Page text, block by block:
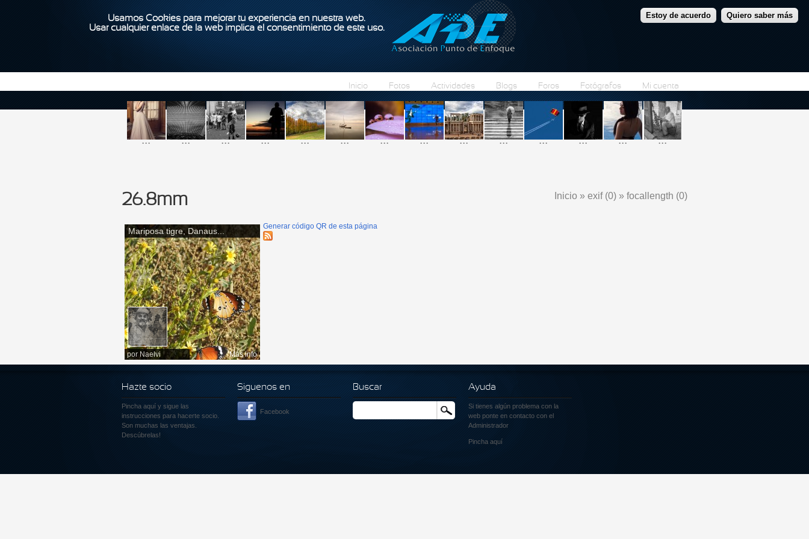
Usamos Cookies para mejorar tu experiencia en nuestra web.
Usar cualquier enlace de la web implica el consentimiento de este uso.
Estoy de acuerdo Quiero saber más
Pasar al contenido principal
Inicio Fotos Actividades Blogs Foros Fotógrafos Mi cuenta
... ... ... ... ... ... ... ... ... ... ... ... ... ...
Inicio » exif (0) » focallength (0)
26.8mm
Mariposa tigre, Danaus...
por Naelvi Más info
Generar código QR de esta página
Hazte socio
Pincha aquí y sigue las
instrucciones para hacerte socio.
Son muchas las ventajas.
Descúbrelas!
Siguenos en
Facebook
Buscar
Buscar
Ayuda
Si tienes algún problema con la
web ponte en contacto con el
Administrador
Pincha aquí